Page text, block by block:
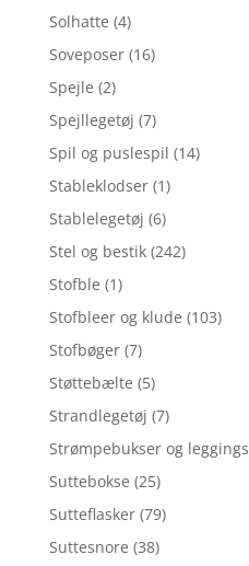
Solhatte (4)
Soveposer (16)
Spejle (2)
Spejllegetøj (7)
Spil og puslespil (14)
Stableklodser (1)
Stablelegetøj (6)
Stel og bestik (242)
Stofble (1)
Stofbleer og klude (103)
Stofbøger (7)
Støttebælte (5)
Strandlegetøj (7)
Strømpebukser og leggings
Suttebokse (25)
Sutteflasker (79)
Suttesnore (38)